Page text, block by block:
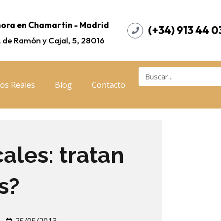
en Chamartin - Madrid
de Ramón y Cajal, 5, 28016
(+34) 913 44
Reales Blog Contacto
tratan